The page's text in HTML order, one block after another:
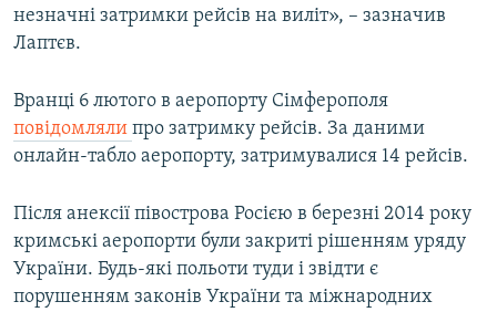
ВІДЕОУРОКИ «ELIFBE»
УКРАЇНСЬКА ПРОБЛЕМА КРИМУ
ІНФОГРАФІКА
Русский
ДОЛУЧАЙСЯ!
Усі сайти RFE/RL
незначні затримки рейсів на виліт», – зазначив
Лаптєв.
Вранці 6 лютого в аеропорту Сімферополя
повідомляли про затримку рейсів. За даними
онлайн-табло аеропорту, затримувалися 14 рейсів.
Після анексії півострова Росією в березні 2014 року
кримські аеропорти були закриті рішенням уряду
України. Будь-які польоти туди і звідти є
порушенням законів України та міжнародних